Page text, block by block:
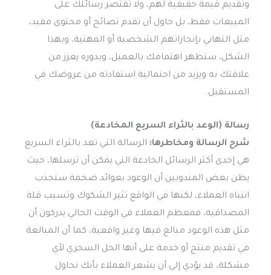
وتقديم قيمة حقيقية لهم، ولا تقتصر رسائلك على
المبيعات فقط، بل حاول أن تقدم نصائح أو محتوى مفيد،
مثل التهاني بإنجازاتهم الشخصية أو المهنية، وبهذا
الشكل، ستظهر اهتمامك بالعميل، وبدوره يعزز من
علاقتك به ويزيد من احتمالية استفادته من عروضك في
المستقبل.
رسالة (الوعد بالثراء السريع المخادعة)
شرح الرسالة ومخاطرها: الرسالة التي تعد بالثراء السريع
هي إحدى أكثر الرسائل الخادعة التي يمكن أن ترسلها، حيث
يظن بعض المندوبين أن الوعود بعوائد ضخمة ستجذب
انتباه العملاء، لكنها في الواقع تثير الشكوك وتسبب قلة
المصداقية، فمعظم العملاء في الوقت الحالي يدركون أن
مثل هذه الوعود مبالغ فيها وغير واقعية، كما أن المبالغة
في تقديم منتج أو خدمة على أنها الحل السحري لأي
مشكلة، قد يؤدي إلى أن يشعر العملاء بأنك تحاول